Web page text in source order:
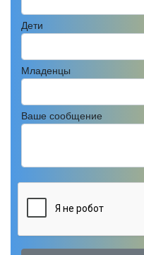
Дети
Младенцы
Ваше сообщение